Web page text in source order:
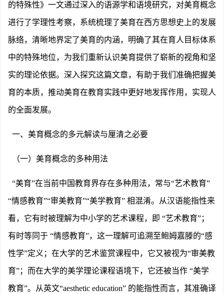
的特殊性》一文通过深入的语源学和语境研究，对美育概念
进行了学理性考察，系统梳理了美育在西方思想史上的发展
脉络，清晰地界定了美育的内涵，明确了其在育人目标体系
中的特殊地位，为我们重新认识美育提供了崭新的视角和坚
实的理论依据。深入探究这篇文章，有助于我们准确把握美
育的本质，推动美育在教育实践中更好地发挥作用，实现人
的全面发展。
一、美育概念的多元解读与厘清之必要
（一）美育概念的多种用法
“美育”在当前中国教育界存在多种用法，常与“艺术教育”
“情感教育”“审美教育”“美学教育” 相混淆。从汉语能指性来
看，它有时被理解为中小学的艺术课程，即 “艺术教育”；
有时等同于 “情感教育”，这一理解可追溯至鲍姆嘉滕的“感
性学”定义；在大学的艺术鉴赏课程中，它又被视为“审美教
育”；而在大学的美学理论课程语境下，它还被当作 “美学
教育”。从英文“aesthetic education” 的能指性而言，其准确译